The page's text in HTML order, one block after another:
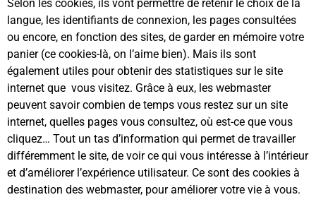
Selon les cookies, ils vont permettre de retenir le choix de la
langue, les identifiants de connexion, les pages consultées
ou encore, en fonction des sites, de garder en mémoire votre
panier (ce cookies-là, on l’aime bien). Mais ils sont
également utiles pour obtenir des statistiques sur le site
internet que vous visitez. Grâce à eux, les webmaster
peuvent savoir combien de temps vous restez sur un site
internet, quelles pages vous consultez, où est-ce que vous
cliquez… Tout un tas d’information qui permet de travailler
différemment le site, de voir ce qui vous intéresse à l’intérieur
et d’améliorer l’expérience utilisateur. Ce sont des cookies à
destination des webmaster, pour améliorer votre vie à vous.